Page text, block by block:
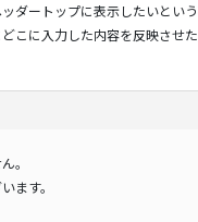
ダートップに表示したいとい
こに入力した内容を反映させ
。
ます。